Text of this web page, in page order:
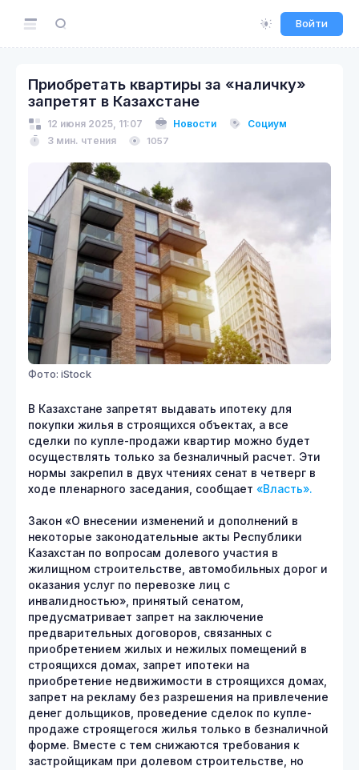
Войти
Приобретать квартиры за «наличку»
запретят в Казахстане
12 июня 2025, 11:07 Новости
Социум
3 мин. чтения
1057
Фото: iStock
В Казахстане запретят выдавать ипотеку для
покупки жилья в строящихся объектах, а все
сделки по купле-продажи квартир можно будет
осуществлять только за безналичный расчет. Эти
нормы закрепил в двух чтениях сенат в четверг в
ходе пленарного заседания, сообщает «Власть».
Закон «О внесении изменений и дополнений в
некоторые законодательные акты Республики
Казахстан по вопросам долевого участия в
жилищном строительстве, автомобильных дорог и
оказания услуг по перевозке лиц с
инвалидностью», принятый сенатом,
предусматривает запрет на заключение
предварительных договоров, связанных с
приобретением жилых и нежилых помещений в
строящихся домах, запрет ипотеки на
приобретение недвижимости в строящихся домах,
запрет на рекламу без разрешения на привлечение
денег дольщиков, проведение сделок по купле-
продаже строящегося жилья только в безналичной
форме. Вместе с тем снижаются требования к
застройщикам при долевом строительстве, но